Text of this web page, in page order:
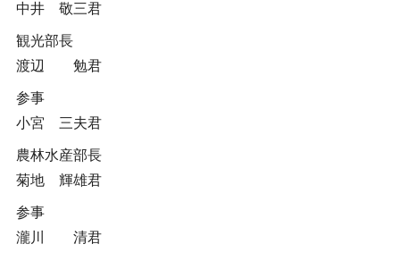
中井 敬三君
観光部長
渡辺 勉君
参事
小宮 三夫君
農林水産部長
菊地 輝雄君
参事
瀧川 清君